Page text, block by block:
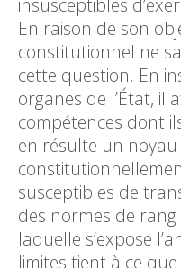
insusceptibles
En raison de son
constitutionnel ne
cette question. En
organes de l’État, il
compétences dont
en résulte un
susceptibles de
des normes de
laquelle s’expose
limites tient à ce